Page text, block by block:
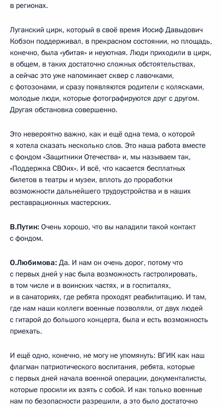
в регионах.
Луганский цирк, который в своё время Иосиф Давыдович
Кобзон поддерживал, в прекрасном состоянии, но площадь,
конечно, была «убитая» и неуютная. Люди приходили в цирк,
в общем, в таких достаточно сложных обстоятельствах,
а сейчас это уже напоминает сквер с лавочками,
с фотозонами, и сразу появляются родители с колясками,
молодые люди, которые фотографируются друг с другом.
Другая обстановка совершенно.
Это невероятно важно, как и ещё одна тема, о которой
я хотела сказать несколько слов. Это наша работа вместе
с фондом «Защитники Отечества» и, мы называем так,
«Поддержка СВОих». И всё, что касается бесплатных
билетов в театры и музеи, вплоть до проработки
возможности дальнейшего трудоустройства и в наших
реставрационных мастерских.
В.Путин: Очень хорошо, что вы наладили такой контакт
с фондом.
О.Любимова: Да. И нам он очень дорог, потому что
с первых дней у нас была возможность гастролировать,
в том числе и в воинских частях, и в госпиталях,
и в санаториях, где ребята проходят реабилитацию. И там,
где нам наши коллеги военные позволяли, от двух людей
с гитарой до большого концерта, была и есть возможность
приехать.
И ещё одно, конечно, не могу не упомянуть: ВГИК как наш
флагман патриотического воспитания, ребята, которые
с первых дней начала военной операции, документалисты,
которые просили их взять с собой. И как только военные
нам по безопасности разрешили, а это было достаточно